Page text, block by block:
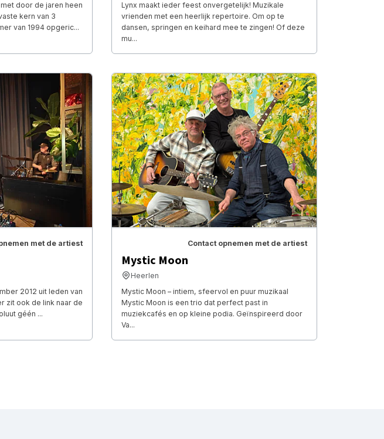
door de jaren heen
kern van 3
van 1994 opgeric...
Lynx maakt ieder feest onvergetelijk! Muzikale
vrienden met een heerlijk repertoire. Om op te
dansen, springen en keihard mee te zingen! Of deze
mu...
met de artiest
2012 uit leden van
zit ook de link naar de
géén ...
Contact opnemen met de artiest
Mystic Moon
Heerlen
Mystic Moon – intiem, sfeervol en puur muzikaal
Mystic Moon is een trio dat perfect past in
muziekcafés en op kleine podia. Geïnspireerd door
Va...